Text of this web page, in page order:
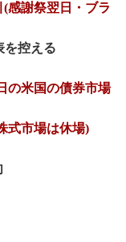
感謝祭翌日・ブラ
を控える
の米国の債券市場
式市場は休場)